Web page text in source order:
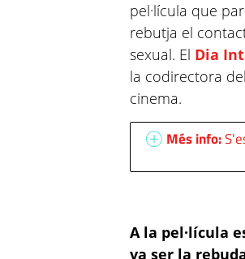
pel·lícula que
rebutja el
sexual. El Dia
la codirectora
cinema.
Més info:
A la pel·lícula
va ser la